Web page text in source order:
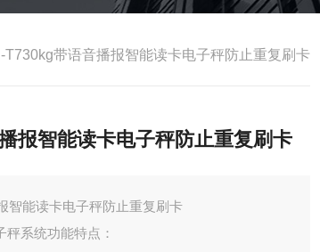
T730kg带语音播报智能读卡电子秤防止重复刷卡
报智能读卡电子秤防止重复刷卡
智能读卡电子秤防止重复刷卡
秤系统功能特点：